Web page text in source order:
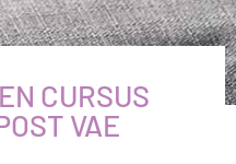
CURSUS
VAE